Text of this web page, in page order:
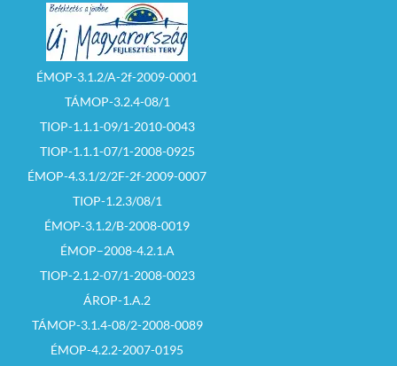
ÉMOP-3.1.2/A-2f-2009-0001
TÁMOP-3.2.4-08/1
TIOP-1.1.1-09/1-2010-0043
TIOP-1.1.1-07/1-2008-0925
ÉMOP-4.3.1/2/2F-2f-2009-0007
TIOP-1.2.3/08/1
ÉMOP-3.1.2/B-2008-0019
ÉMOP–2008-4.2.1.A
TIOP-2.1.2-07/1-2008-0023
ÁROP-1.A.2
TÁMOP-3.1.4-08/2-2008-0089
ÉMOP-4.2.2-2007-0195